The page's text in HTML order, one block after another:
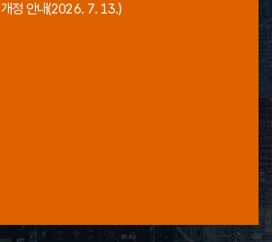
정 안내(2026. 7. 13.)